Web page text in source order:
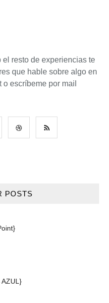
resto de experiencias te
que hable sobre algo en
escríbeme por mail
POSTS